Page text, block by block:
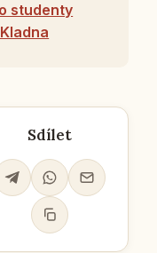
studenty
Sdílet